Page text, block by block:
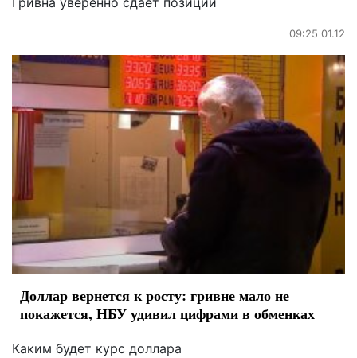
09:25 01.12
Доллар вернется к росту: гривне мало не
покажется, НБУ удивил цифрами в обменках
Каким будет курс доллара